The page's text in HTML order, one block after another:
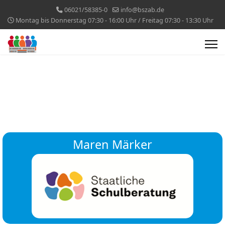
06021/58385-0
info@bszab.de
Montag bis Donnerstag 07:30 - 16:00 Uhr / Freitag 07:30 - 13:30 Uhr
Maren Märker